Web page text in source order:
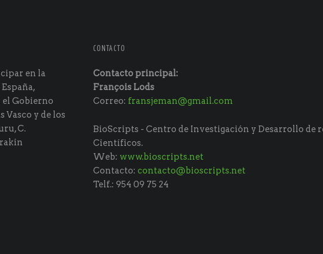
en la
Gobierno
Vasco y de los
C.
CONTACTO
Contacto principal:
François Lods
Correo: fransjeman@gmail.com
BioScripts - Centro de Investigación y Desarrollo de
Científicos.
Web: www.bioscripts.net
Contacto:contacto@bioscripts.net
Telf.: 954 09 75 24